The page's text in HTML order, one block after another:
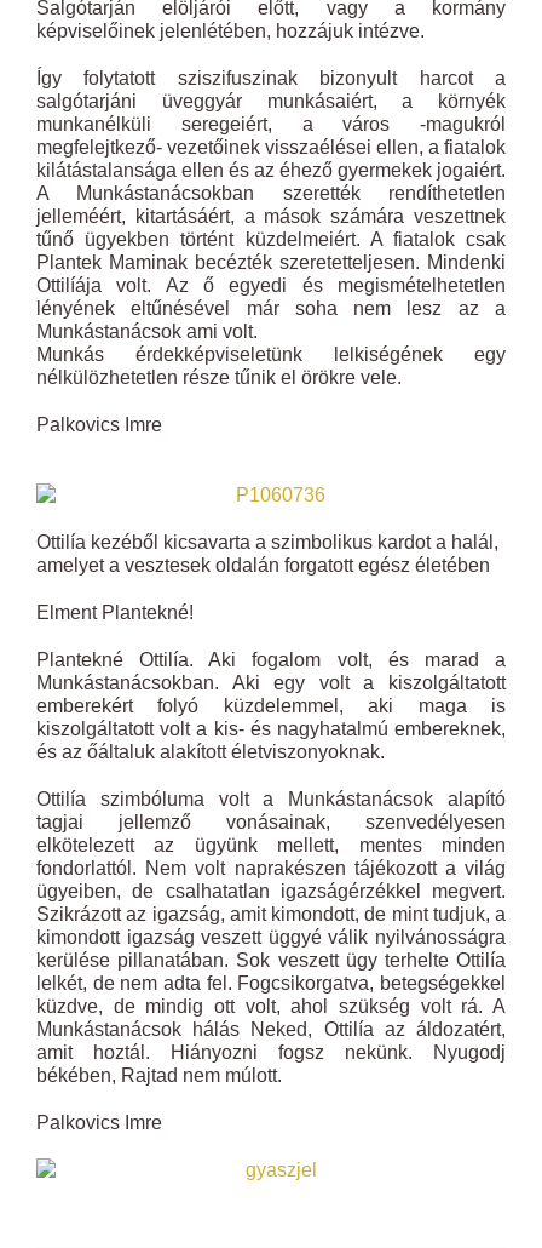
Salgótarján elöljárói előtt, vagy a kormány
képviselőinek jelenlétében, hozzájuk intézve.
Így folytatott sziszifuszinak bizonyult harcot a
salgótarjáni üveggyár munkásaiért, a környék
munkanélküli seregeiért, a város -magukról
megfelejtkező- vezetőinek visszaélései ellen, a fiatalok
kilátástalansága ellen és az éhező gyermekek jogaiért.
A Munkástanácsokban szerették rendíthetetlen
jelleméért, kitartásáért, a mások számára veszettnek
tűnő ügyekben történt küzdelmeiért. A fiatalok csak
Plantek Maminak becézték szeretetteljesen. Mindenki
Ottilíája volt. Az ő egyedi és megismételhetetlen
lényének eltűnésével már soha nem lesz az a
Munkástanácsok ami volt.
Munkás érdekképviseletünk lelkiségének egy
nélkülözhetetlen része tűnik el örökre vele.
Palkovics Imre
Ottilía kezéből kicsavarta a szimbolikus kardot a halál,
amelyet a vesztesek oldalán forgatott egész életében
Elment Plantekné!
Plantekné Ottilía. Aki fogalom volt, és marad a
Munkástanácsokban. Aki egy volt a kiszolgáltatott
emberekért folyó küzdelemmel, aki maga is
kiszolgáltatott volt a kis- és nagyhatalmú embereknek,
és az őáltaluk alakított életviszonyoknak.
Ottilía szimbóluma volt a Munkástanácsok alapító
tagjai jellemző vonásainak, szenvedélyesen
elkötelezett az ügyünk mellett, mentes minden
fondorlattól. Nem volt naprakészen tájékozott a világ
ügyeiben, de csalhatatlan igazságérzékkel megvert.
Szikrázott az igazság, amit kimondott, de mint tudjuk, a
kimondott igazság veszett üggyé válik nyilvánosságra
kerülése pillanatában. Sok veszett ügy terhelte Ottilía
lelkét, de nem adta fel. Fogcsikorgatva, betegségekkel
küzdve, de mindig ott volt, ahol szükség volt rá. A
Munkástanácsok hálás Neked, Ottilía az áldozatért,
amit hoztál. Hiányozni fogsz nekünk. Nyugodj
békében, Rajtad nem múlott.
Palkovics Imre